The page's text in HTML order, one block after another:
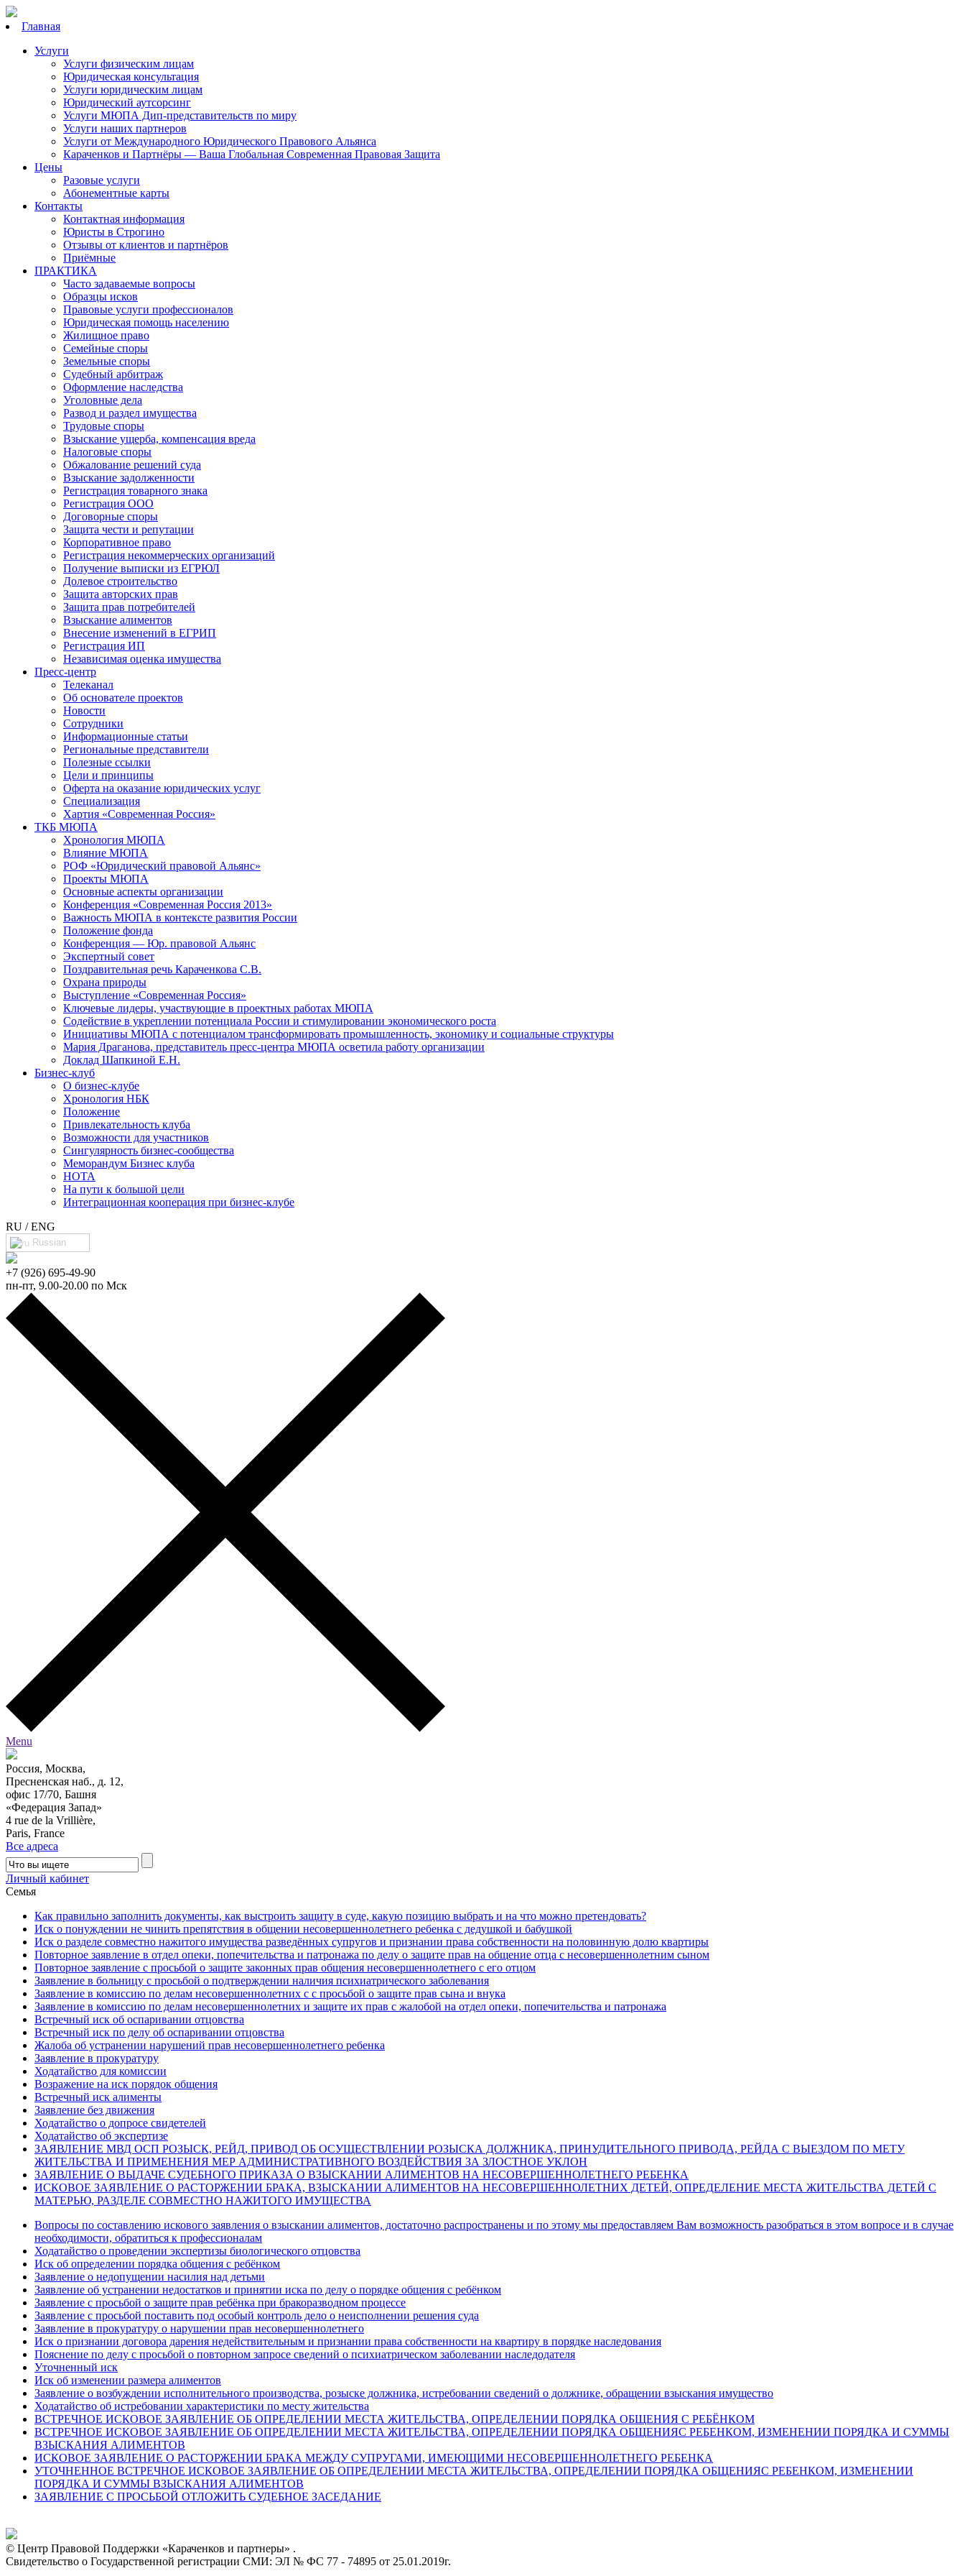
Главная
Услуги
Услуги физическим лицам
Юридическая консультация
Услуги юридическим лицам
Юридический аутсорсинг
Услуги МЮПА Дип-представительств по миру
Услуги наших партнеров
Услуги от Международного Юридического Правового Альянса
Караченков и Партнёры — Ваша Глобальная Современная Правовая Защита
Цены
Разовые услуги
Абонементные карты
Контакты
Контактная информация
Юристы в Строгино
Отзывы от клиентов и партнёров
Приёмные
ПРАКТИКА
Часто задаваемые вопросы
Образцы исков
Правовые услуги профессионалов
Юридическая помощь населению
Жилищное право
Семейные споры
Земельные споры
Судебный арбитраж
Оформление наследства
Уголовные дела
Развод и раздел имущества
Трудовые споры
Взыскание ущерба, компенсация вреда
Налоговые споры
Обжалование решений суда
Взыскание задолженности
Регистрация товарного знака
Регистрация ООО
Договорные споры
Защита чести и репутации
Корпоративное право
Регистрация некоммерческих организаций
Получение выписки из ЕГРЮЛ
Долевое строительство
Защита авторских прав
Защита прав потребителей
Взыскание алиментов
Внесение изменений в ЕГРИП
Регистрация ИП
Независимая оценка имущества
Пресс-центр
Телеканал
Об основателе проектов
Новости
Сотрудники
Информационные статьи
Региональные представители
Полезные ссылки
Цели и принципы
Оферта на оказание юридических услуг
Специализация
Хартия «Современная Россия»
ТКБ МЮПА
Хронология МЮПА
Влияние МЮПА
РОФ «Юридический правовой Альянс»
Проекты МЮПА
Основные аспекты организации
Конференция «Современная Россия 2013»
Важность МЮПА в контексте развития России
Положение фонда
Конференция — Юр. правовой Альянс
Экспертный совет
Поздравительная речь Караченкова С.В.
Охрана природы
Выступление «Современная Россия»
Ключевые лидеры, участвующие в проектных работах МЮПА
Cодействие в укреплении потенциала России и стимулировании экономического роста
Инициативы МЮПА с потенциалом трансформировать промышленность, экономику и социальные структуры
Мария Драганова, представитель пресс-центра МЮПА осветила работу организации
Доклад Шапкиной Е.Н.
Бизнес-клуб
О бизнес-клубе
Хронология НБК
Положение
Привлекательность клуба
Возможности для участников
Сингулярность бизнес-сообщества
Меморандум Бизнес клуба
НОТА
На пути к большой цели
Интеграционная кооперация при бизнес-клубе
RU / ENG
Russian
+7 (926) 695-49-90
пн-пт, 9.00-20.00 по Мск
Menu
Россия, Москва,
Пресненская наб., д. 12,
офис 17/70, Башня
«Федерация Запад»
4 rue de la Vrillière,
Paris, France
Все адреса
Личный кабинет
Семья
Как правильно заполнить документы, как выстроить защиту в суде, какую позицию выбрать и на что можно претендовать?
Иск о понуждении не чинить препятствия в общении несовершеннолетнего ребенка с дедушкой и бабушкой
Иск о разделе совместно нажитого имущества разведённых супругов и признании права собственности на половинную долю квартиры
Повторное заявление в отдел опеки, попечительства и патронажа по делу о защите прав на общение отца с несовершеннолетним сыном
Повторное заявление с просьбой о защите законных прав общения несовершеннолетнего с его отцом
Заявление в больницу с просьбой о подтверждении наличия психиатрического заболевания
Заявление в комиссию по делам несовершеннолетних c с просьбой о защите прав сына и внука
Заявление в комиссию по делам несовершеннолетних и защите их прав с жалобой на отдел опеки, попечительства и патронажа
Встречный иск об оспаривании отцовства
Встречный иск по делу об оспаривании отцовства
Жалоба об устранении нарушений прав несовершеннолетнего ребенка
Заявление в прокуратуру
Ходатайство для комиссии
Возражение на иск порядок общения
Встречный иск алименты
Заявление без движения
Ходатайство о допросе свидетелей
Ходатайство об экспертизе
ЗАЯВЛЕНИЕ МВД ОСП РОЗЫСК, РЕЙД, ПРИВОД ОБ ОСУЩЕСТВЛЕНИИ РОЗЫСКА ДОЛЖНИКА, ПРИНУДИТЕЛЬНОГО ПРИВОДА, РЕЙДА С ВЫЕЗДОМ ПО МЕТУ
ЖИТЕЛЬСТВА И ПРИМЕНЕНИЯ МЕР АДМИНИСТРАТИВНОГО ВОЗДЕЙСТВИЯ ЗА ЗЛОСТНОЕ УКЛОН
ЗАЯВЛЕНИЕ О ВЫДАЧЕ СУДЕБНОГО ПРИКАЗА О ВЗЫСКАНИИ АЛИМЕНТОВ НА НЕСОВЕРШЕННОЛЕТНЕГО РЕБЕНКА
ИСКОВОЕ ЗАЯВЛЕНИЕ О РАСТОРЖЕНИИ БРАКА, ВЗЫСКАНИИ АЛИМЕНТОВ НА НЕСОВЕРШЕННОЛЕТНИХ ДЕТЕЙ, ОПРЕДЕЛЕНИЕ МЕСТА ЖИТЕЛЬСТВА ДЕТЕЙ С
МАТЕРЬЮ, РАЗДЕЛЕ СОВМЕСТНО НАЖИТОГО ИМУЩЕСТВА
Вопросы по составлению искового заявления о взыскании алиментов, достаточно распространены и по этому мы предоставляем Вам возможность разобраться в этом вопросе и в случае
необходимости, обратиться к профессионалам
Ходатайство о проведении экспертизы биологического отцовства
Иск об определении порядка общения с ребёнком
Заявление о недопущении насилия над детьми
Заявление об устранении недоcтатков и принятии иска по делу о порядке общения с ребёнком
Заявление с просьбой о защите прав ребёнка при бракоразводном процессе
Заявление с просьбой поставить под особый контроль дело о неисполнении решения суда
Заявление в прокуратуру о нарушении прав несовершеннолетнего
Иск о признании договора дарения недействительным и признании права собственности на квартиру в порядке наследования
Пояснение по делу с просьбой о повторном запросе сведений о психиатрическом заболевании наследодателя
Уточненный иск
Иск об изменении размера алиментов
Заявление о возбуждении исполнительного производства, розыске должника, истребовании сведений о должнике, обращении взыскания имущество
Ходатайство об истребовании характеристики по месту жительства
ВСТРЕЧНОЕ ИСКОВОЕ ЗАЯВЛЕНИЕ ОБ ОПРЕДЕЛЕНИИ МЕСТА ЖИТЕЛЬСТВА, ОПРЕДЕЛЕНИИ ПОРЯДКА ОБЩЕНИЯ С РЕБЁНКОМ
ВСТРЕЧНОЕ ИСКОВОЕ ЗАЯВЛЕНИЕ ОБ ОПРЕДЕЛЕНИИ МЕСТА ЖИТЕЛЬСТВА, ОПРЕДЕЛЕНИИ ПОРЯДКА ОБЩЕНИЯС РЕБЕНКОМ, ИЗМЕНЕНИИ ПОРЯДКА И СУММЫ
ВЗЫСКАНИЯ АЛИМЕНТОВ
ИСКОВОЕ ЗАЯВЛЕНИЕ О РАСТОРЖЕНИИ БРАКА МЕЖДУ СУПРУГАМИ, ИМЕЮЩИМИ НЕСОВЕРШЕННОЛЕТНЕГО РЕБЕНКА
УТОЧНЕННОЕ ВСТРЕЧНОЕ ИСКОВОЕ ЗАЯВЛЕНИЕ ОБ ОПРЕДЕЛЕНИИ МЕСТА ЖИТЕЛЬСТВА, ОПРЕДЕЛЕНИИ ПОРЯДКА ОБЩЕНИЯС РЕБЕНКОМ, ИЗМЕНЕНИИ
ПОРЯДКА И СУММЫ ВЗЫСКАНИЯ АЛИМЕНТОВ
ЗАЯВЛЕНИЕ С ПРОСЬБОЙ ОТЛОЖИТЬ СУДЕБНОЕ ЗАСЕДАНИЕ
© Центр Правовой Поддержки «Караченков и партнеры» .
Свидетельство о Государственной регистрации СМИ: ЭЛ № ФС 77 - 74895 от 25.01.2019г.